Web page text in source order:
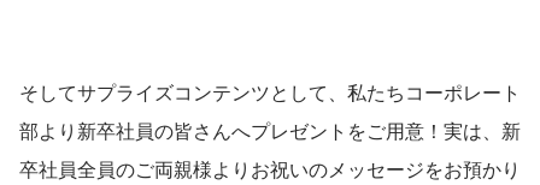
そしてサプライズコンテンツとして、私たちコーポレート
部より新卒社員の皆さんへプレゼントをご用意！実は、新
卒社員全員のご両親様よりお祝いのメッセージをお預かり